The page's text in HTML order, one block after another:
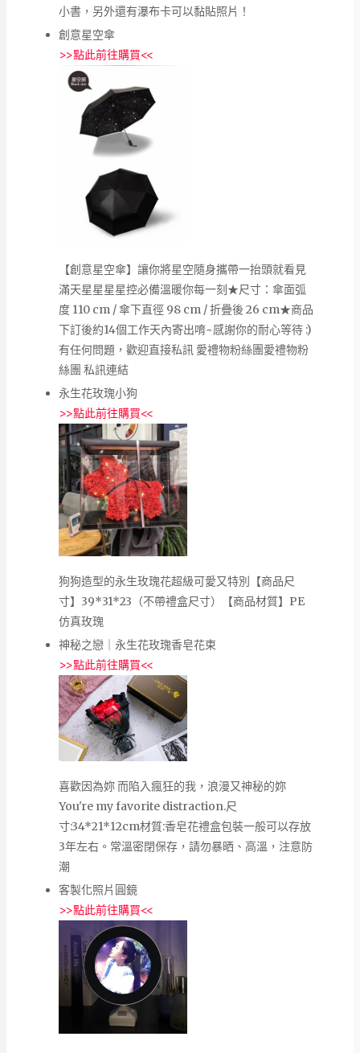
小書，另外還有瀑布卡可以黏貼照片！
創意星空傘
>>點此前往購買<<
【創意星空傘】讓你將星空隨身攜帶一抬頭就看見
滿天星星星星控必備溫暖你每一刻★尺寸：傘面弧
度 110 cm / 傘下直徑 98 cm / 折疊後 26 cm★商品
下訂後約14個工作天內寄出唷~感謝你的耐心等待 :)
有任何問題，歡迎直接私訊 愛禮物粉絲團愛禮物粉
絲團 私訊連結
永生花玫瑰小狗
>>點此前往購買<<
狗狗造型的永生玫瑰花超級可愛又特別【商品尺
寸】39*31*23（不帶禮盒尺寸）【商品材質】PE
仿真玫瑰
神秘之戀｜永生花玫瑰香皂花束
>>點此前往購買<<
喜歡因為妳 而陷入瘋狂的我，浪漫又神秘的妳
You're my favorite distraction.尺
寸:34*21*12cm材質:香皂花禮盒包裝一般可以存放
3年左右。常溫密閉保存，請勿暴晒、高溫，注意防
潮
客製化照片圓鏡
>>點此前往購買<<